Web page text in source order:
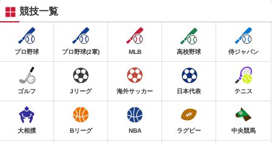
競技一覧
プロ野球 プロ野球(2軍) MLB 高校野球 侍ジャパン
ゴルフ Jリーグ 海外サッカー 日本代表 テニス
大相撲 Bリーグ NBA ラグビー 中央競馬